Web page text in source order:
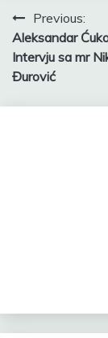
PostPrevious:
Aleksandar
Intervju sa mr
Đurović